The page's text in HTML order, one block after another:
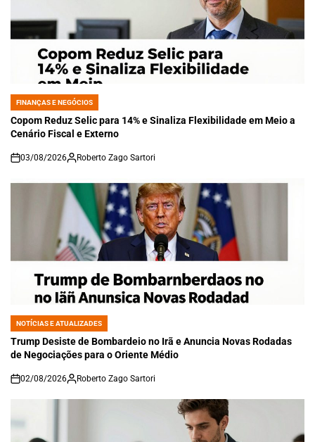
POSTED
IN
FINANÇAS E NEGÓCIOS
Copom Reduz Selic para 14% e Sinaliza Flexibilidade em Meio a
Cenário Fiscal e Externo
on
03/08/2026 Roberto Zago Sartori
POSTED
IN
NOTÍCIAS E ATUALIZADES
Trump Desiste de Bombardeio no Irã e Anuncia Novas Rodadas
de Negociações para o Oriente Médio
on
02/08/2026 Roberto Zago Sartori